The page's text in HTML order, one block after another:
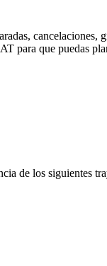
cancelaciones,
para que puedas
de los siguientes